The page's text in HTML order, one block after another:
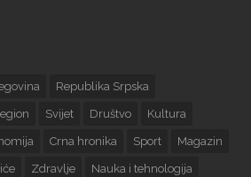
Republika Srpska
Svijet Društvo Kultura
Crna hronika Sport Magazin
Zdravlje Nauka i tehnologija